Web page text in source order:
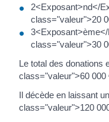
2<Exposant>nd</
class="valeur">20
class="valeur">30
Le total des donations
class="valeur">60 000
Il décède en laissant
class="valeur">120